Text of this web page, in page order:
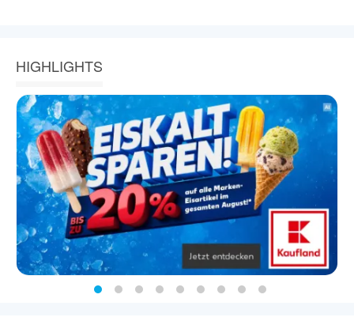
HIGHLIGHTS